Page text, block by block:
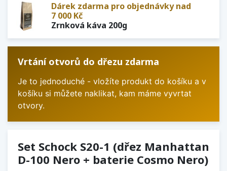
Dárek zdarma pro objednávky nad
7 000 Kč
Zrnková káva 200g
Vrtání otvorů do dřezu zdarma
Je to jednoduché - vložíte produkt do košíku a v
košíku si můžete naklikat, kam máme vyvrtat
otvory.
Set Schock S20-1 (dřez Manhattan
D-100 Nero + baterie Cosmo Nero)